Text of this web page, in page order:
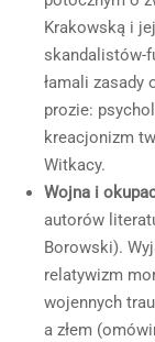
Krakowską i
skandalistów-
łamali zasady
prozie:
kreacjonizm
Witkacy.
Wojna i
autorów
Borowski).
relatywizm
wojennych
a złem